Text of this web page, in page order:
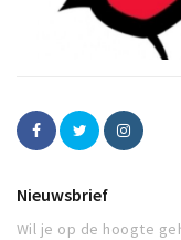
Nieuwsbrief
Wil je op de hoogte